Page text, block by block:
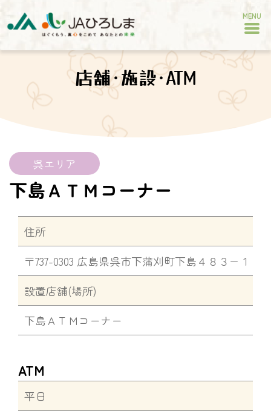
MENU
店舗･施設･ATM
呉エリア
下島ＡＴＭコーナー
住所
〒737-0303 広島県呉市下蒲刈町下島４８３−１
設置店舗(場所)
下島ＡＴＭコーナー
ATM
平日